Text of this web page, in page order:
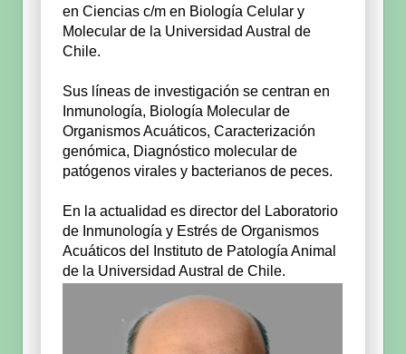
en Ciencias c/m en Biología Celular y
Molecular de la Universidad Austral de
Chile.
Sus líneas de investigación se centran en
Inmunología, Biología Molecular de
Organismos Acuáticos, Caracterización
genómica, Diagnóstico molecular de
patógenos virales y bacterianos de peces.
En la actualidad es director del Laboratorio
de Inmunología y Estrés de Organismos
Acuáticos del Instituto de Patología Animal
de la Universidad Austral de Chile.